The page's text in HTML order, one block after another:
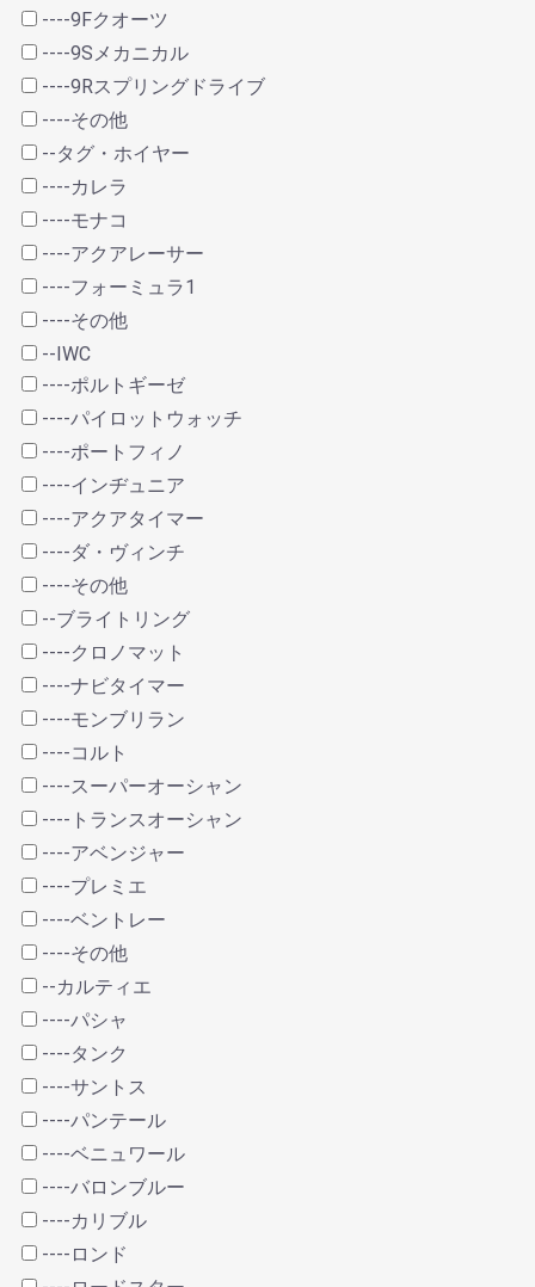
----9Fクオーツ
----9Sメカニカル
----9Rスプリングドライブ
----その他
--タグ・ホイヤー
----カレラ
----モナコ
----アクアレーサー
----フォーミュラ1
----その他
--IWC
----ポルトギーゼ
----パイロットウォッチ
----ポートフィノ
----インヂュニア
----アクアタイマー
----ダ・ヴィンチ
----その他
--ブライトリング
----クロノマット
----ナビタイマー
----モンブリラン
----コルト
----スーパーオーシャン
----トランスオーシャン
----アベンジャー
----プレミエ
----ベントレー
----その他
--カルティエ
----パシャ
----タンク
----サントス
----パンテール
----ベニュワール
----バロンブルー
----カリブル
----ロンド